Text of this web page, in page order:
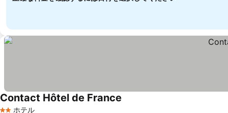
ホテル
Contact Hôtel de France